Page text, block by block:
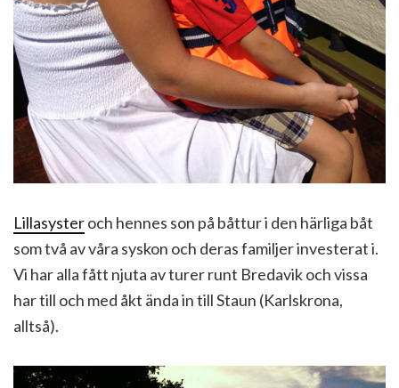
Lillasysteroch hennes son på båttur i den härliga båt
som två av våra syskon och deras familjer investerat i.
Vi har alla fått njuta av turer runt Bredavik och vissa
har till och med åkt ända in till Staun (Karlskrona,
alltså).